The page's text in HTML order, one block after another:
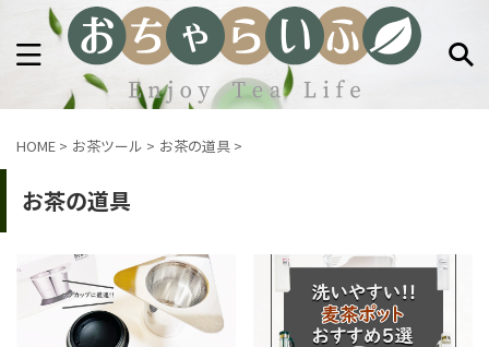
HOME > お茶ツール > お茶の道具 >
お茶の道具